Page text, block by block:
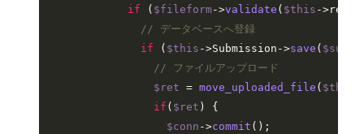
if ( $fileform->validate ( $this -
// データベースへ登録
if ( $this ->Submission->save (
// ファイルアップロード
$ret = move_uploaded_file ( $this
if ( $ret ) {
$conn ->commit ();